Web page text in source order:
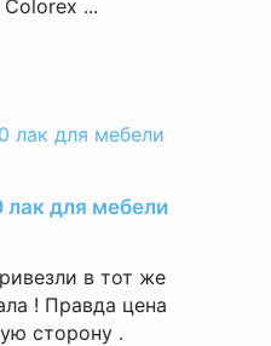
...
лак для мебели
в тот же
! Правда цена
сторону .